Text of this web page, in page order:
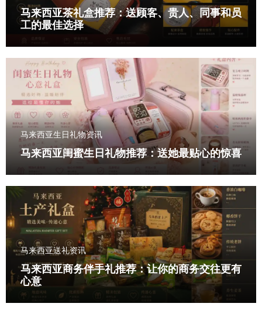
马来西亚茶礼盒推荐：送顾客、贵人、同事和员
工的最佳选择
马来西亚生日礼物资讯
马来西亚闺蜜生日礼物推荐：送她最贴心的惊喜
马来西亚送礼资讯
马来西亚商务伴手礼推荐：让你的商务交往更有
心意